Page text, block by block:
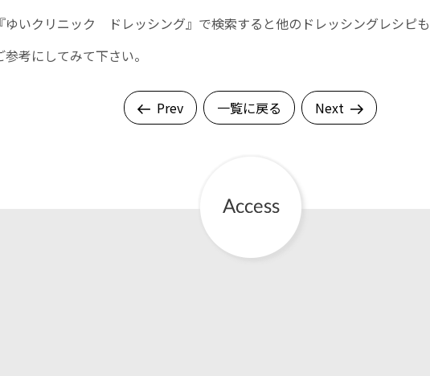
『ゆいクリニック ドレッシング』で検索すると他のドレッシングレシピ
参考にしてみて下さい。
Prev 一覧に戻る Next